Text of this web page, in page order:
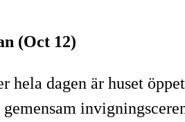
(Oct 12)
dagen är huset